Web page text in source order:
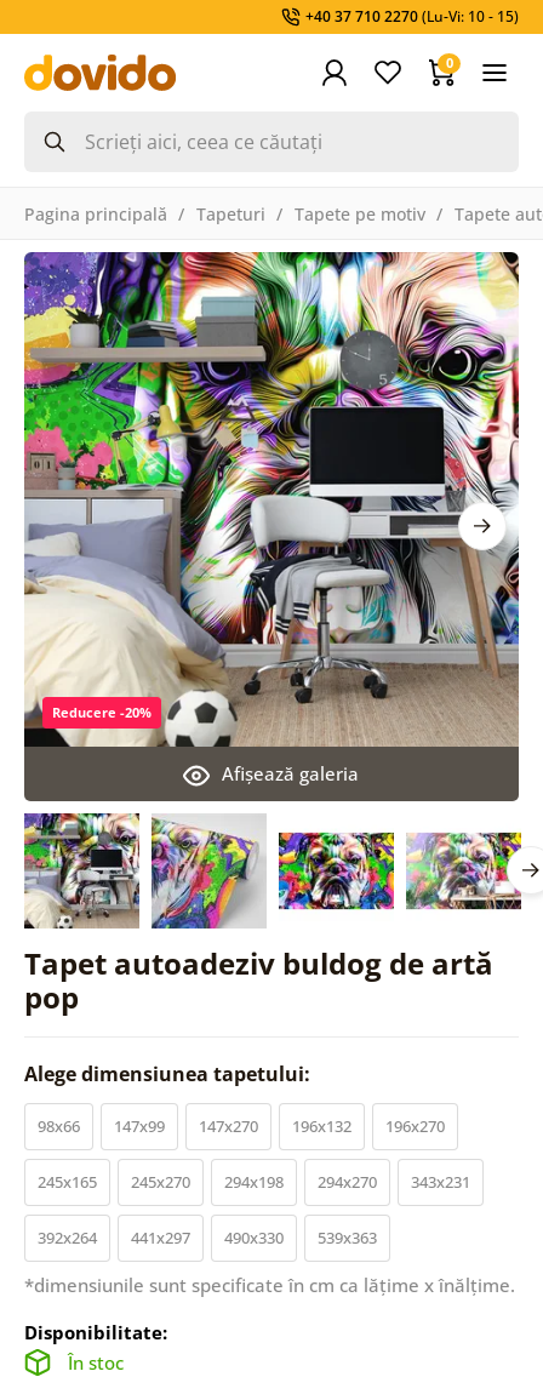
+40 37 710 2270(Lu-Vi: 10 - 15)
0
Pagina principală Tapeturi Tapete pe motiv Tapete
Tapet autoadeziv buldog de artă
pop
Afişează galeria
Reducere -20%
Alege dimensiunea tapetului:
98x66 147x99 147x270 196x132 196x270
245x165 245x270 294x198 294x270 343x231
392x264 441x297 490x330 539x363
*dimensiunile sunt specificate în cm ca lățime x înălțime.
Disponibilitate:
În stoc